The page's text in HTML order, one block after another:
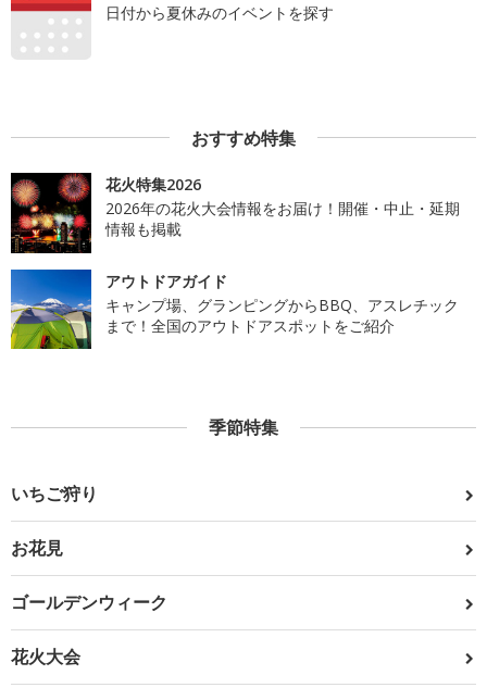
日付から夏休みのイベントを探す
おすすめ特集
花火特集2026
2026年の花火大会情報をお届け！開催・中止・延期
情報も掲載
アウトドアガイド
キャンプ場、グランピングからBBQ、アスレチック
まで！全国のアウトドアスポットをご紹介
季節特集
いちご狩り
お花見
ゴールデンウィーク
花火大会